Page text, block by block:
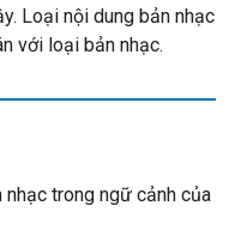
Loại nội dung bản nhạc
với loại bản nhạc.
nhạc trong ngữ cảnh của